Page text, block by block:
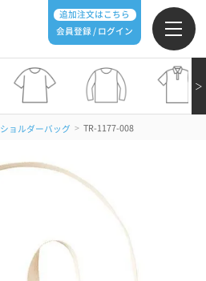
追加注文はこちら
会員登録 / ログイン
＞
ショルダーバッグ > TR-1177-008